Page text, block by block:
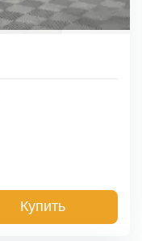
Купить